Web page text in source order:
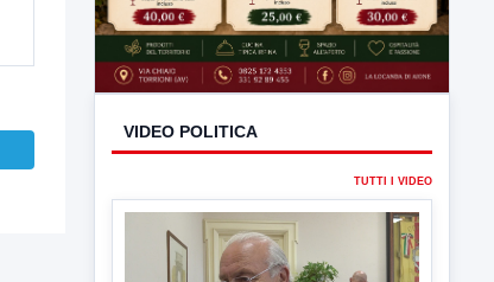
VIDEO POLITICA
TUTTI I VIDEO